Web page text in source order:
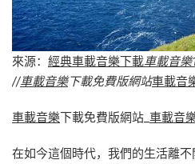
來源： 經典車載音樂下載車載音
//車載音樂下載免費版網站車載音
車載音樂下載免費版網站_ 車載音
在如今這個時代，我們的生活離